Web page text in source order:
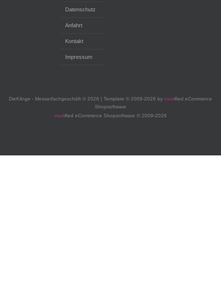
Datenschutz
Anfahrt
Kontakt
Impressum
DieKlinge - Messerfachgeschäft © 2026 | Template © 2009-2026 by modified eCommerce
Shopsoftware
modified eCommerce Shopsoftware © 2009-2026